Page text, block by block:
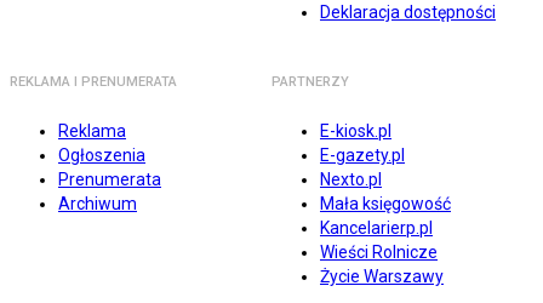
Deklaracja dostępności
REKLAMA I PRENUMERATA
Reklama
Ogłoszenia
Prenumerata
Archiwum
PARTNERZY
E-kiosk.pl
E-gazety.pl
Nexto.pl
Mała księgowość
Kancelarierp.pl
Wieści Rolnicze
Życie Warszawy